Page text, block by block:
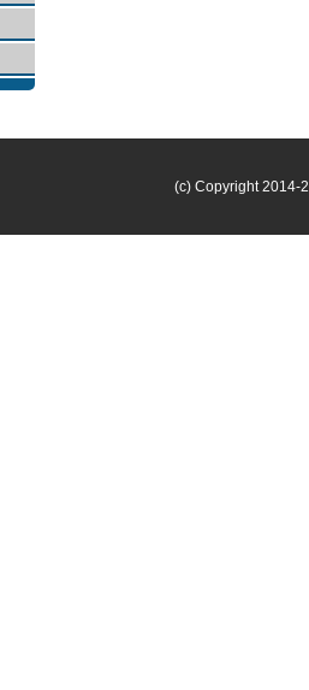
(c) Copyright 2014-